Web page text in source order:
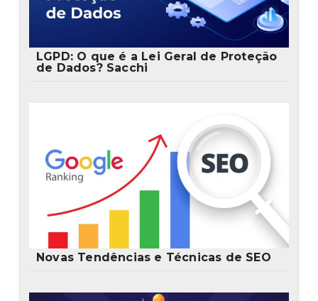
LGPD: O que é a Lei Geral de Proteção
de Dados? Sacchi
Novas Tendências e Técnicas de SEO